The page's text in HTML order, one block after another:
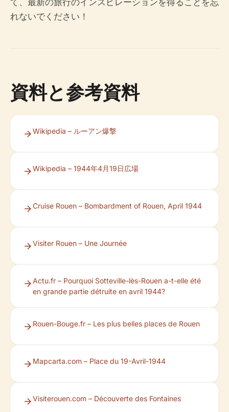
て、最新の旅行のインスピレーションを得ることを忘
れないでください！
資料と参考資料
Wikipedia – ルーアン爆撃
Wikipedia – 1944年4月19日広場
Cruise Rouen – Bombardment of Rouen, April 1944
Visiter Rouen – Une Journée
Actu.fr – Pourquoi Sotteville-lès-Rouen a-t-elle été
en grande partie détruite en avril 1944?
Rouen-Bouge.fr – Les plus belles places de Rouen
Mapcarta.com – Place du 19-Avril-1944
Visiterouen.com – Découverte des Fontaines